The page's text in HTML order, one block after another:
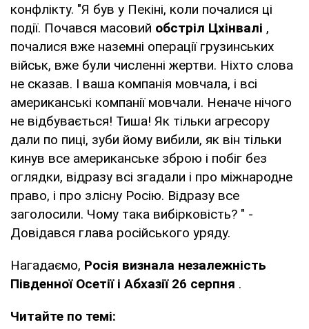
конфлікту. "Я був у Пекіні, коли почалися ці
події. Почався масовий обстріл Цхінвалі ,
почалися вже наземні операції грузинських
військ, вже були численні жертви. Ніхто слова
не сказав. І ваша компанія мовчала, і всі
американські компанії мовчали. Неначе нічого
не відбувається! Тиша! Як тільки агресору
дали по пиці, зуби йому вибили, як він тільки
кинув все американське зброю і побіг без
оглядки, відразу всі згадали і про міжнародне
право, і про злісну Росію. Відразу все
заголосили. Чому така вибірковість? " -
Довідався глава російського уряду.
Нагадаємо, Росія визнала незалежність
Південної Осетії і Абхазії 26 серпня .
Читайте по темі: